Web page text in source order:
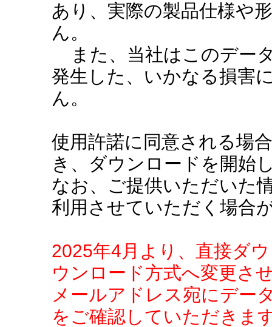
あり、実際の製品仕様や
ん。
また、当社はこのデー
発生した、いかなる損害
ん。
使用許諾に同意される場
き、ダウンロードを開始
なお、ご提供いただいた
利用させていただく場合
2025年4月より、直接ダ
ウンロード方式へ変更さ
メールアドレス宛にデー
をご確認していただきま